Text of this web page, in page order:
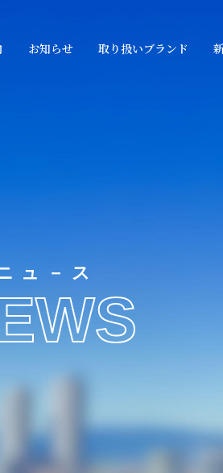
お知らせ 取り扱いブランド
ュ－ス